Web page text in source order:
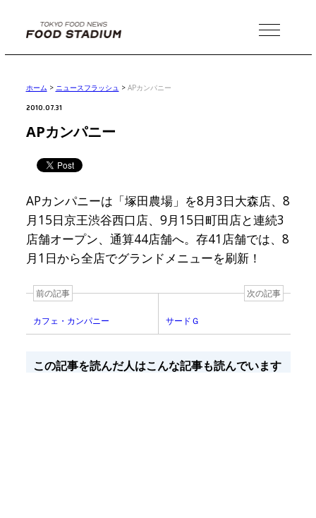
MENU
ホーム > ニュースフラッシュ > APカンパニー
2010.07.31
APカンパニー
APカンパニーは「塚田農場」を8月3日大森店、8
月15日京王渋谷西口店、9月15日町田店と連続3
店舗オープン、通算44店舗へ。存41店舗では、8
月1日から全店でグランドメニューを刷新！
前の記事
カフェ・カンパニー
次の記事
サードＧ
この記事を読んだ人はこんな記事も読んでいます